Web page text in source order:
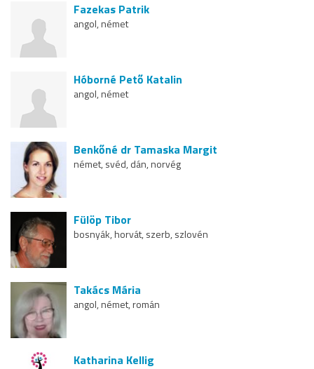
Fazekas Patrik
angol, német
Hóborné Pető Katalin
angol, német
Benkőné dr Tamaska Margit
német, svéd, dán, norvég
Fülöp Tibor
bosnyák, horvát, szerb, szlovén
Takács Mária
angol, német, román
Katharina Kellig